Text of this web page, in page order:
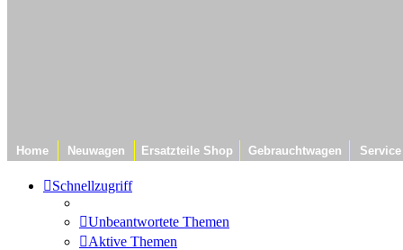
Home Neuwagen Ersatzteile Shop Gebrauchtwagen Service
Schnellzugriff
Unbeantwortete Themen
Aktive Themen